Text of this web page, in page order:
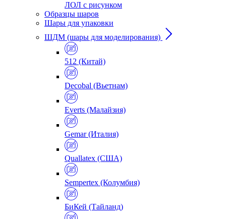
ЛОЛ с рисунком
Образцы шаров
Шары для упаковки
ШДМ (шары для моделирования)
512 (Китай)
Decobal (Вьетнам)
Everts (Малайзия)
Gemar (Италия)
Quallatex (США)
Sempertex (Колумбия)
БиКей (Тайланд)